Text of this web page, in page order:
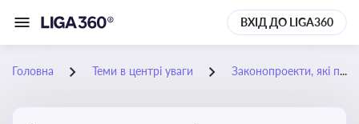
ВХІД ДО LIGA360
Головна Теми в центрі уваги Законопроекти, які потрапили у поле інтересу медіа